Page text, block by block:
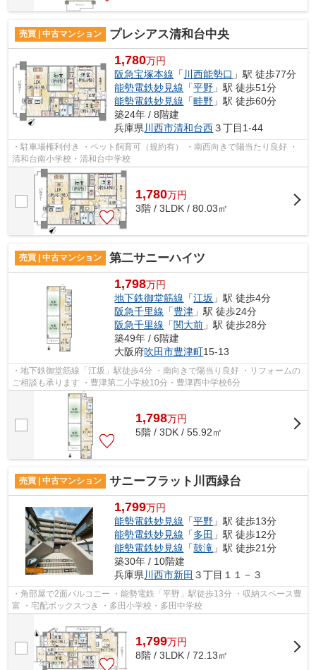
売買 | 中古マンション プレシアス清和台中央
1,780万円
阪急宝塚本線 「 川西能勢口 」駅 徒歩77分
能勢電鉄妙見線 「平野 」駅 徒歩51分
能勢電鉄妙見線 「畦野 」駅 徒歩60分
築24年 / 8階建
兵庫県 川西市清和台西３丁目1-44
・駐車場権利付き ・ペット飼育可（規約有） ・南西向きで陽当たり良好 ・
清和台南小学校・清和台中学校
1,780万円
3階 / 3LDK / 80.03㎡
売買 | 中古マンション 第二サニーハイツ
1,798万円
地下鉄御堂筋線 「江坂 」駅 徒歩4分
阪急千里線 「豊津 」駅 徒歩24分
阪急千里線 「関大前 」駅 徒歩28分
築49年 / 6階建
大阪府吹田市豊津町15-13
・地下鉄御堂筋線「江坂」駅徒歩4分 ・南向きで陽当り良好 ・リフォームの
ご相談も承ります ・豊津第二小学校10分・豊津西中学校6分
1,798万円
5階 / 3DK / 55.92㎡
売買 | 中古マンション サニーフラット川西緑台
1,799万円
能勢電鉄妙見線 「平野 」駅 徒歩13分
能勢電鉄妙見線 「多田 」駅 徒歩12分
能勢電鉄妙見線 「鼓滝 」駅 徒歩21分
築30年 / 10階建
兵庫県川西市新田 ３丁目１１－３
・角部屋で2面バルコニー ・能勢電鉄「平野」駅徒歩13分 ・収納スペース豊
富 ・宅配ボックスつき ・多田小学校・多田中学校
1,799万円
8階 / 3LDK / 72.13㎡